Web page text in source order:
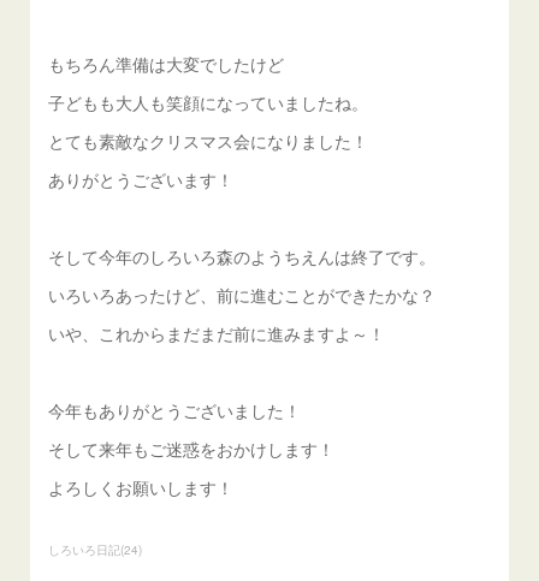
もちろん準備は大変でしたけど
子どもも大人も笑顔になっていましたね。
とても素敵なクリスマス会になりました！
ありがとうございます！
そして今年のしろいろ森のようちえんは終了です。
いろいろあったけど、前に進むことができたかな？
いや、これからまだまだ前に進みますよ～！
今年もありがとうございました！
そして来年もご迷惑をおかけします！
よろしくお願いします！
しろいろ日記(24)